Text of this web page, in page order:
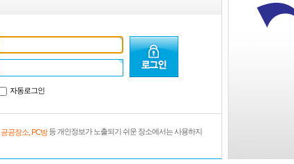
자동로그인
공공장소, PC방등 개인정보가 노출되기 쉬운 장소에서는 사용하지